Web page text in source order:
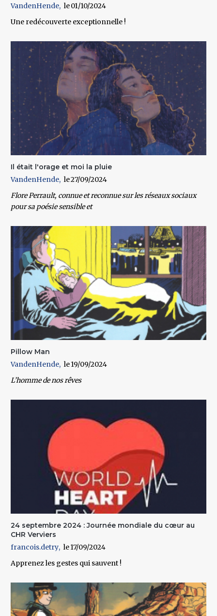
VandenHende
01/10/2024
Une redécouverte exceptionnelle !
Il était l'orage et moi la pluie
VandenHende
27/09/2024
Flore Perrault, connue et reconnue sur les réseaux sociaux
pour sa poésie sensible et
Pillow Man
VandenHende
19/09/2024
L’homme de nos rêves
24 septembre 2024 : Journée mondiale du cœur au
CHR Verviers
francois.detry
17/09/2024
Apprenez les gestes qui sauvent !